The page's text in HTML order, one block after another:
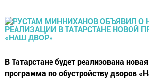
В Татарстане будет реализована
программа по обустройству дворов